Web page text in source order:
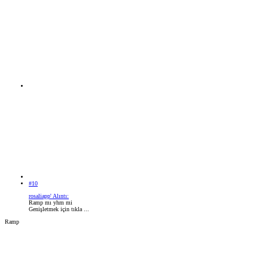
#10
rosaliapp' Alıntı:
Ramp mı yhm mi
Genişletmek için tıkla ...
Ramp